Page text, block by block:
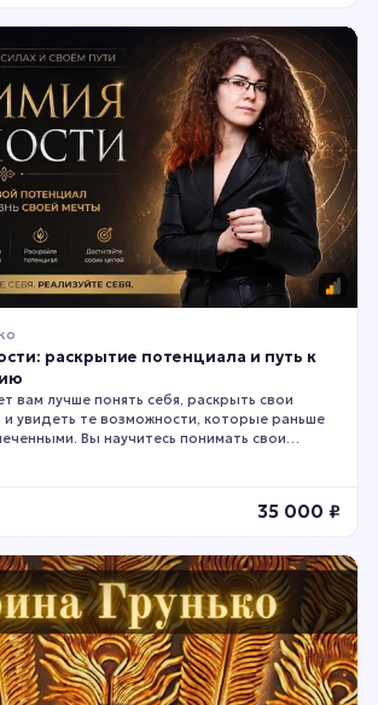
раскрытие потенциала и путь к
вам лучше понять себя, раскрыть свои
увидеть те возможности, которые раньше
Вы научитесь понимать свои
принимать более точные решения и
35 000 ₽